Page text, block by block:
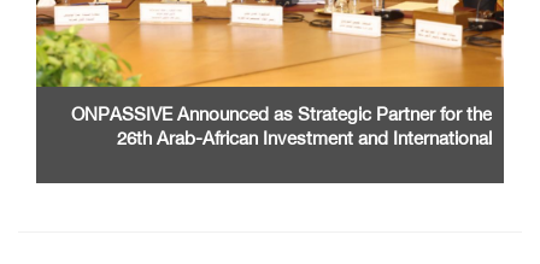
ONPASSIVE Announced as Strategic Partner for the
26th Arab-African Investment and International